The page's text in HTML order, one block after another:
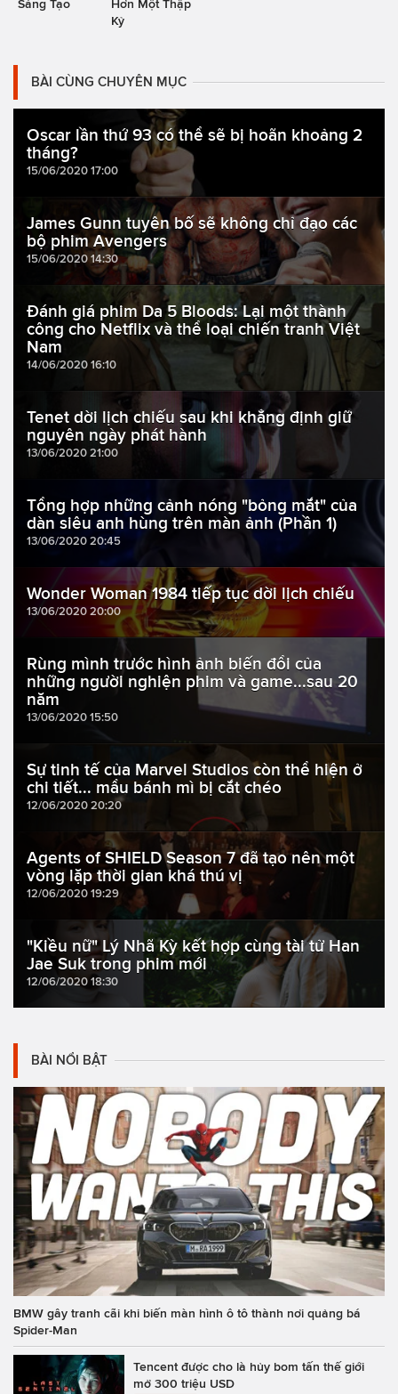
Sáng Tạo
Hơn Một Thập
Kỷ
BÀI CÙNG CHUYÊN MỤC
Oscar lần thứ 93 có thể sẽ bị hoãn khoảng 2
tháng?
15/06/2020 17:00
James Gunn tuyên bố sẽ không chỉ đạo các
bộ phim Avengers
15/06/2020 14:30
Đánh giá phim Da 5 Bloods: Lại một thành
công cho Netflix và thể loại chiến tranh Việt
Nam
14/06/2020 16:10
Tenet dời lịch chiếu sau khi khẳng định giữ
nguyên ngày phát hành
13/06/2020 21:00
Tổng hợp những cảnh nóng "bỏng mắt" của
dàn siêu anh hùng trên màn ảnh (Phần 1)
13/06/2020 20:45
Wonder Woman 1984 tiếp tục dời lịch chiếu
13/06/2020 20:00
Rùng mình trước hình ảnh biến đổi của
những người nghiện phim và game...sau 20
năm
13/06/2020 15:50
Sự tinh tế của Marvel Studios còn thể hiện ở
chi tiết... mẩu bánh mì bị cắt chéo
12/06/2020 20:20
Agents of SHIELD Season 7 đã tạo nên một
vòng lặp thời gian khá thú vị
12/06/2020 19:29
"Kiều nữ" Lý Nhã Kỳ kết hợp cùng tài tử Han
Jae Suk trong phim mới
12/06/2020 18:30
BÀI NỔI BẬT
BMW gây tranh cãi khi biến màn hình ô tô thành nơi quảng bá
Spider-Man
Tencent được cho là hủy bom tấn thế giới
mở 300 triệu USD